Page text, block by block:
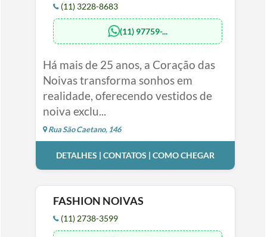
(11) 3228-8683
(11) 97759-...
Há mais de 25 anos, a Coração das
Noivas transforma sonhos em
realidade, oferecendo vestidos de
noiva exclu...
Rua São Caetano, 146
DETALHES | CONTATOS | COMO CHEGAR
FASHION NOIVAS
(11) 2738-3599